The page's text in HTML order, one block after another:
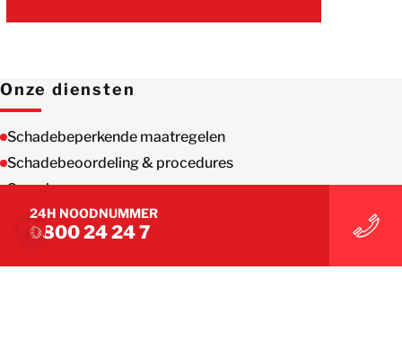
Onze diensten
Schadebeperkende maatregelen
Schadebeoordeling & procedures
Sanering
Drogen
Schilder- en renovatiewerken
Overige Diensten
24H NOODNUMMER
0800 24 24 7